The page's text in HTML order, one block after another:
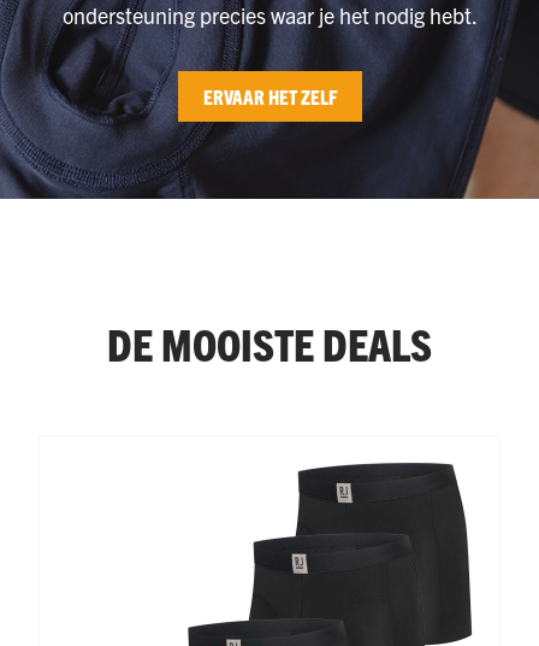
ondersteuning precies waar je het nodig hebt.
ERVAAR HET ZELF
DE MOOISTE DEALS